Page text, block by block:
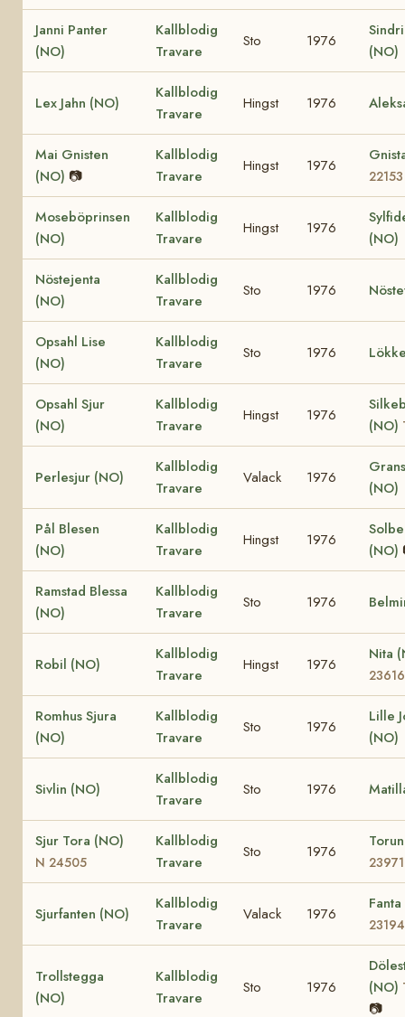
Janni Panter
(NO)
Kallblodig
Travare
Sto 1976
(NO)
Lex Jahn (NO)
Kallblodig
Travare
Hingst 1976
Mai Gnisten
(NO) 📷
Kallblodig
Travare
Hingst 1976
22153
Moseböprinsen
(NO)
Kallblodig
Travare
Hingst 1976
(NO)
Nöstejenta
(NO)
Kallblodig
Travare
Sto 1976
Opsahl Lise
(NO)
Kallblodig
Travare
Sto 1976
Opsahl Sjur
(NO)
Kallblodig
Travare
Hingst 1976
(NO)
Perlesjur (NO)
Kallblodig
Travare
Valack 1976
(NO)
Pål Blesen
(NO)
Kallblodig
Travare
Hingst 1976
(NO)
Ramstad Blessa
(NO)
Kallblodig
Travare
Sto 1976
Robil (NO)
Kallblodig
Travare
Hingst 1976
Nita
23616
Romhus Sjura
(NO)
Kallblodig
Travare
Sto 1976
Lille
(NO)
Sivlin (NO)
Kallblodig
Travare
Sto 1976
Sjur Tora (NO)
N 24505
Kallblodig
Travare
Sto 1976
23971
Sjurfanten (NO)
Kallblodig
Travare
Valack 1976
23194
Trollstegga
(NO)
Kallblodig
Travare
Sto 1976
(NO)
📷